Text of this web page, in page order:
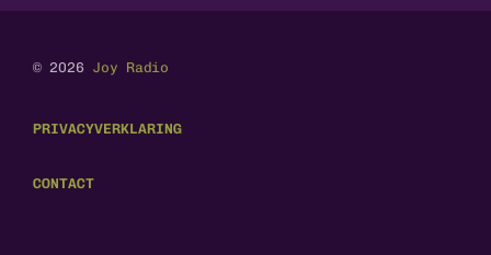
© 2026 Joy Radio
PRIVACYVERKLARING
CONTACT